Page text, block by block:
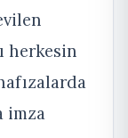
herkesin
imza